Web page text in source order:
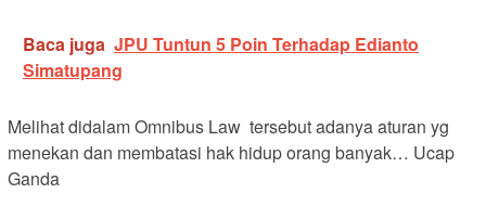
Baca juga JPU Tuntun 5 Poin Terhadap Edianto
Simatupang
Melihat didalam Omnibus Law tersebut adanya aturan yg
menekan dan membatasi hak hidup orang banyak… Ucap
Ganda